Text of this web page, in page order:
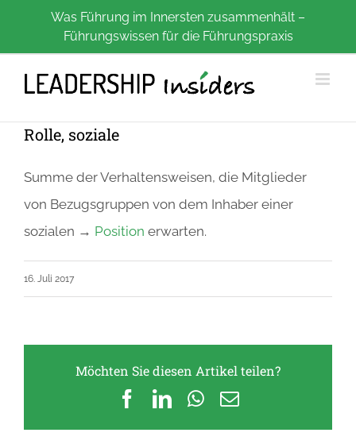
Was Führung im Innersten zusammenhält –
Führungswissen für die Führungspraxis
Rolle, soziale
Summe der Verhaltensweisen, die Mitglieder
von Bezugsgruppen von dem Inhaber einer
sozialen → Position erwarten.
16. Juli 2017
Möchten Sie diesen Artikel teilen?
Facebook
LinkedIn
WhatsApp
E-